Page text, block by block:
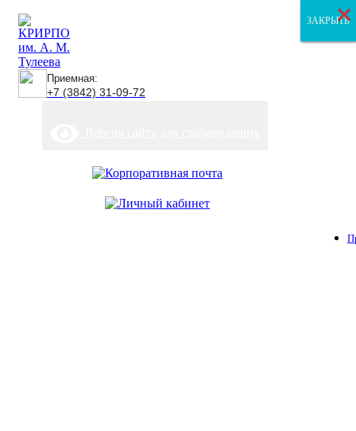
Приемная:
+7 (3842) 31-09-72
ЗАКРЫТЬ
ЗАКРЫТЬ
ЗАКРЫТЬ
×
×
×